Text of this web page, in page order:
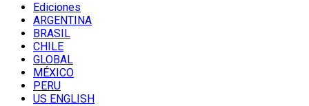
Ediciones
ARGENTINA
BRASIL
CHILE
GLOBAL
MÉXICO
PERU
US ENGLISH